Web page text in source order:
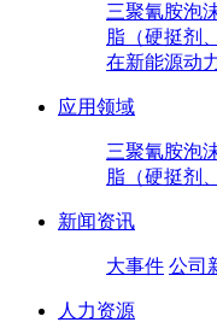
三聚氰胺泡
脂（硬挺剂
在新能源动
应用领域
三聚氰胺泡
脂（硬挺剂
新闻资讯
大事件 公司
人力资源